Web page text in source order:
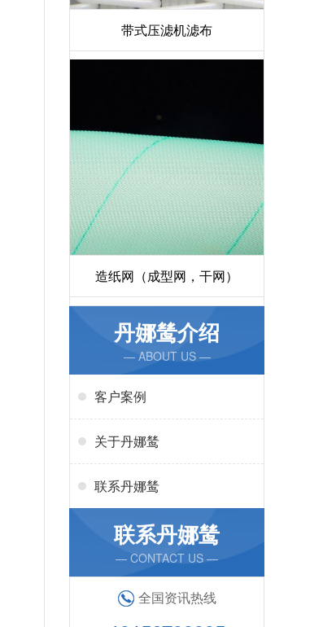
带式压滤机滤布
造纸网（成型网，干网）
丹娜鸶介绍
— ABOUT US —
客户案例
关于丹娜鸶
联系丹娜鸶
联系丹娜鸶
— CONTACT US —
全国资讯热线